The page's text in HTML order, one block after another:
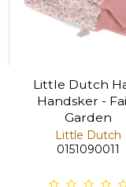
Little Dutch
Handsker -
Garden
Little Dutch
0151090011